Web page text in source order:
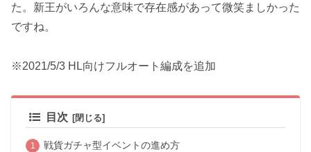
た。新王がいろんな意味で存在感があって微笑ましかった
ですね。
※2021/5/3 HL向けフルオート編成を追加
目次
戦貨ガチャ型イベントの進め方